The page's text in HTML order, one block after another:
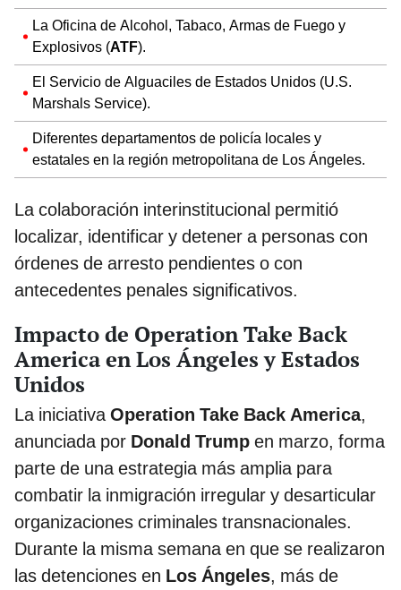
La Oficina de Alcohol, Tabaco, Armas de Fuego y
Explosivos (ATF).
El Servicio de Alguaciles de Estados Unidos (U.S.
Marshals Service).
Diferentes departamentos de policía locales y
estatales en la región metropolitana de Los Ángeles.
La colaboración interinstitucional permitió
localizar, identificar y detener a personas con
órdenes de arresto pendientes o con
antecedentes penales significativos.
Impacto de Operation Take Back
America en Los Ángeles y Estados
Unidos
La iniciativa Operation Take Back America,
anunciada por Donald Trump en marzo, forma
parte de una estrategia más amplia para
combatir la inmigración irregular y desarticular
organizaciones criminales transnacionales.
Durante la misma semana en que se realizaron
las detenciones en Los Ángeles, más de